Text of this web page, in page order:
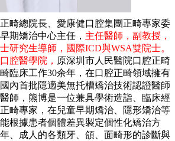
總院長、愛康健口腔集團正畸專家委
期矯治中心主任， 主任醫師，副教授，
研究生導師，國際ICD與WSA雙院士。
腔醫學院， 原深圳市人民醫院口腔正畸
臨床工作30余年，在口腔正畸領域擁有
內首批隱適美無托槽矯治技術認證醫師
師，熊博是一位兼具學術造詣、臨床經
畸專家，在兒童早期矯治、隱形矯治等
根據患者個體差異製定個性化矯治方
、成人的各類牙、頜、面畸形的診斷與